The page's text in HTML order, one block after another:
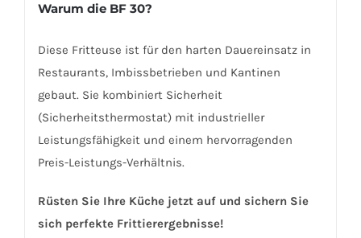
Warum die BF 30?
Diese Fritteuse ist für den harten Dauereinsatz in
Restaurants, Imbissbetrieben und Kantinen
gebaut. Sie kombiniert Sicherheit
(Sicherheitsthermostat) mit industrieller
Leistungsfähigkeit und einem hervorragenden
Preis-Leistungs-Verhältnis.
Rüsten Sie Ihre Küche jetzt auf und sichern Sie
sich perfekte Frittierergebnisse!